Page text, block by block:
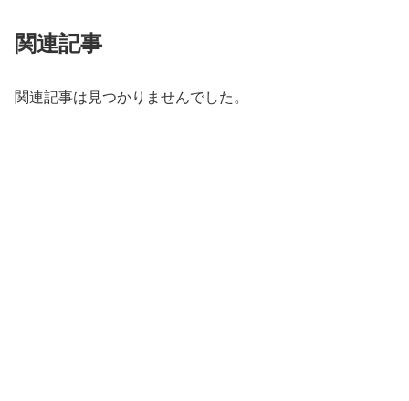
関連記事
関連記事は見つかりませんでした。